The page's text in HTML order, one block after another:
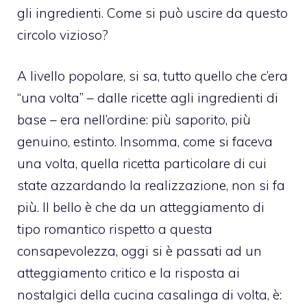
gli ingredienti. Come si può uscire da questo
circolo vizioso?
A livello popolare, si sa, tutto quello che c’era
“una volta” – dalle ricette agli ingredienti di
base – era nell’ordine: più saporito, più
genuino, estinto. Insomma, come si faceva
una volta, quella ricetta particolare di cui
state azzardando la realizzazione, non si fa
più. Il bello è che da un atteggiamento di
tipo romantico rispetto a questa
consapevolezza, oggi si è passati ad un
atteggiamento critico e la risposta ai
nostalgici della cucina casalinga di volta, è: